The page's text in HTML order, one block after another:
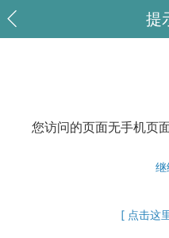
提
您访问的页面无手机页
继
[ 点击这